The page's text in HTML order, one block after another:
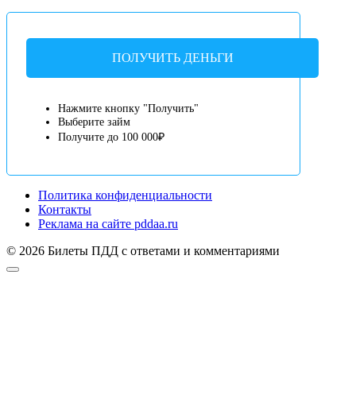
ПОЛУЧИТЬ ДЕНЬГИ
Нажмите кнопку "Получить"
Выберите займ
Получите до 100 000₽
Политика конфиденциальности
Контакты
Реклама на сайте pddaa.ru
© 2026 Билеты ПДД с ответами и комментариями